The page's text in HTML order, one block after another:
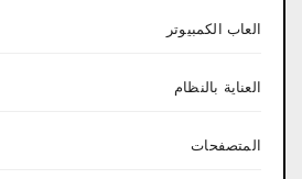
العاب الكمبيوتر
العناية بالنظام
المتصفحات